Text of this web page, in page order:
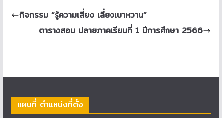
กิจกรรม “รู้ความเสี่ยง เลี่ยงเบาหวาน”
ตารางสอบ ปลายภาคเรียนที่ 1 ปีการศึกษา 2566
แผนที่ ตำแหน่งที่ตั้ง